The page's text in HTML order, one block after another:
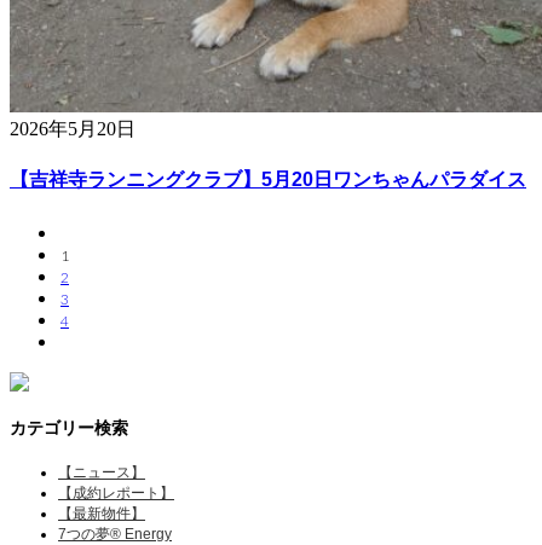
2026年5月20日
【吉祥寺ランニングクラブ】5月20日ワンちゃんパラダイス
1
2
3
4
カテゴリー検索
【ニュース】
【成約レポート】
【最新物件】
7つの夢® Energy